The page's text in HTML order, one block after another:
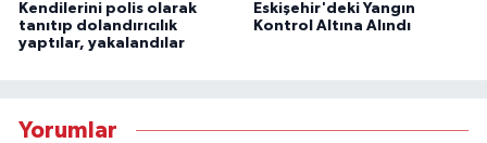
Kendilerini polis olarak
tanıtıp dolandırıcılık
yaptılar, yakalandılar
Eskişehir'deki Yangın
Kontrol Altına Alındı
Yorumlar